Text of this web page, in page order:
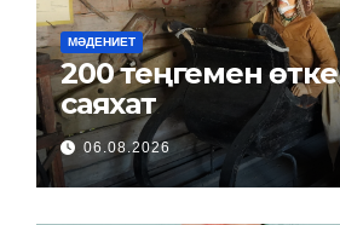
МӘДЕНИЕТ
200 теңгемен өткенге
саяхат
06.08.2026